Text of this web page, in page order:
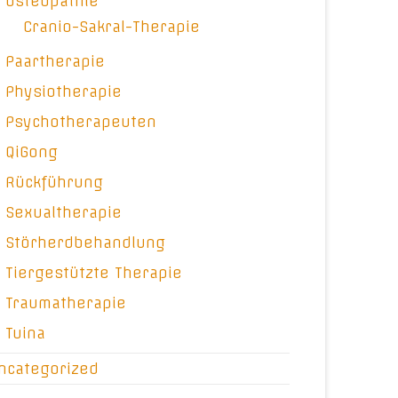
Cranio-Sakral-Therapie
Paartherapie
Physiotherapie
Psychotherapeuten
QiGong
Rückführung
Sexualtherapie
Störherdbehandlung
Tiergestützte Therapie
Traumatherapie
Tuina